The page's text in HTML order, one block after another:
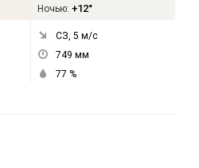
Ночью: +12°
СЗ, 5 м/с
749 мм
77 %